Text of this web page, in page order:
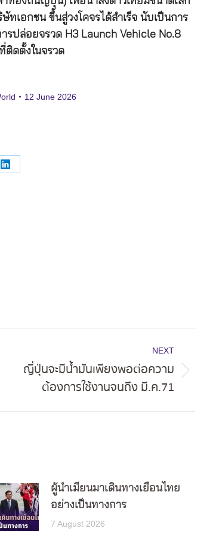
เอกชน ขึ้นสู่วงโคจรได้สำเร็จ นับเป็นการ
รปล่อยจรวด H3 Launch Vehicle No.8
ติดตั้งในจรวด
12 June 2026
Share
NEXT
ญี่ปุ่นจะมีน้ำมันเพียงพอต่อความ
ต้องการใช้งานจนถึง มี.ค.71
ผู้นำเมียนมาเดินทางเยือนไทย
อย่างเป็นทางการ
7 August 2026